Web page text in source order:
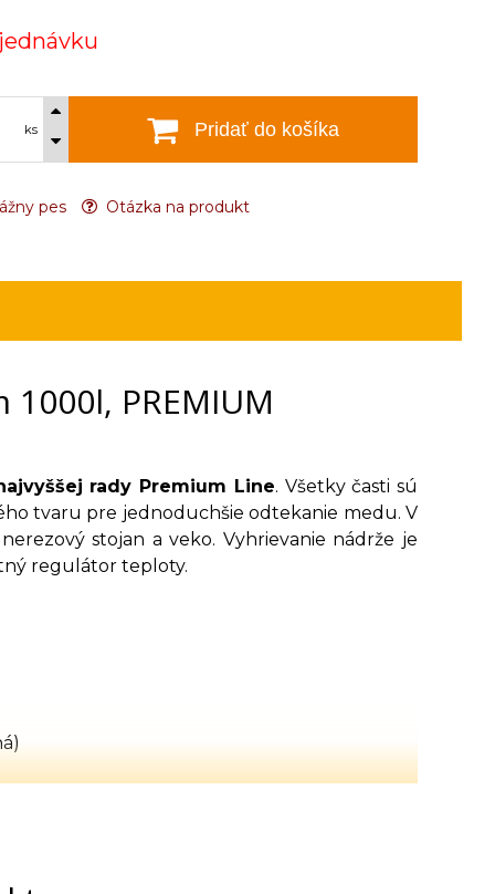
ks Pridať do košíka
pes Otázka na produkt
PREMIUM
rady Premium Line. Všetky časti sú
tvaru pre jednoduchšie odtekanie medu. V
stojan a veko. Vyhrievanie nádrže je
regulátor teploty.